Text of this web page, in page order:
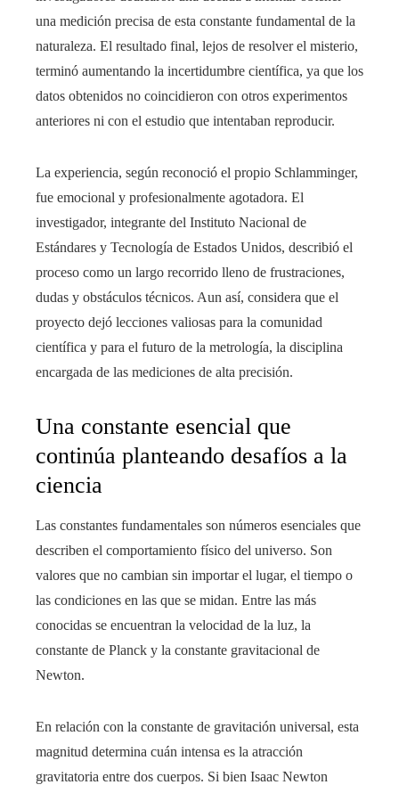
una medición precisa de esta constante fundamental de la
naturaleza. El resultado final, lejos de resolver el misterio,
terminó aumentando la incertidumbre científica, ya que los
datos obtenidos no coincidieron con otros experimentos
anteriores ni con el estudio que intentaban reproducir.
La experiencia, según reconoció el propio Schlamminger,
fue emocional y profesionalmente agotadora. El
investigador, integrante del Instituto Nacional de
Estándares y Tecnología de Estados Unidos, describió el
proceso como un largo recorrido lleno de frustraciones,
dudas y obstáculos técnicos. Aun así, considera que el
proyecto dejó lecciones valiosas para la comunidad
científica y para el futuro de la metrología, la disciplina
encargada de las mediciones de alta precisión.
Una constante esencial que
continúa planteando desafíos a la
ciencia
Las constantes fundamentales son números esenciales que
describen el comportamiento físico del universo. Son
valores que no cambian sin importar el lugar, el tiempo o
las condiciones en las que se midan. Entre las más
conocidas se encuentran la velocidad de la luz, la
constante de Planck y la constante gravitacional de
Newton.
En relación con la constante de gravitación universal, esta
magnitud determina cuán intensa es la atracción
gravitatoria entre dos cuerpos. Si bien Isaac Newton